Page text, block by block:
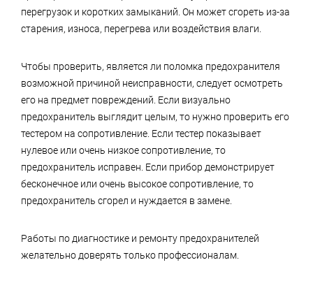
перегрузок и коротких замыканий. Он может сгореть из-за
старения, износа, перегрева или воздействия влаги.
Чтобы проверить, является ли поломка предохранителя
возможной причиной неисправности, следует осмотреть
его на предмет повреждений. Если визуально
предохранитель выглядит целым, то нужно проверить его
тестером на сопротивление. Если тестер показывает
нулевое или очень низкое сопротивление, то
предохранитель исправен. Если прибор демонстрирует
бесконечное или очень высокое сопротивление, то
предохранитель сгорел и нуждается в замене.
Работы по диагностике и ремонту предохранителей
желательно доверять только профессионалам.